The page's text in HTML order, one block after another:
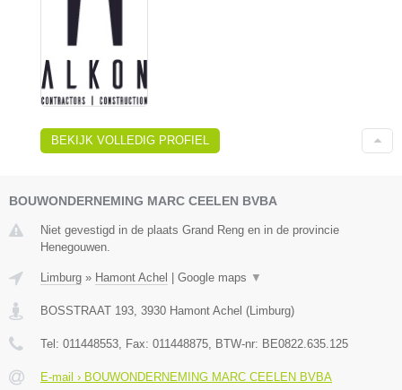
BEKIJK VOLLEDIG PROFIEL
BOUWONDERNEMING MARC CEELEN BVBA
Niet gevestigd in de plaats Grand Reng en in de provincie
Henegouwen.
Limburg » Hamont Achel Google maps ▼
BOSSTRAAT 193 3930 Hamont Achel ( Limburg)
Tel: 011448553 , Fax: 011448875 , BTW-nr: BE0822.635.125
E-mail › BOUWONDERNEMING MARC CEELEN BVBA